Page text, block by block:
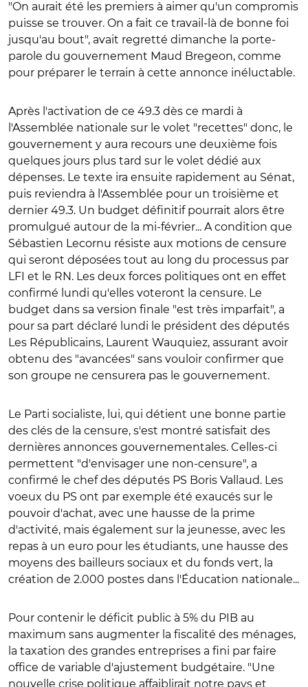
"On aurait été les premiers à aimer qu'un compromis
puisse se trouver. On a fait ce travail-là de bonne foi
jusqu'au bout", avait regretté dimanche la porte-
parole du gouvernement Maud Bregeon, comme
pour préparer le terrain à cette annonce inéluctable.
Après l'activation de ce 49.3 dès ce mardi à
l'Assemblée nationale sur le volet "recettes" donc, le
gouvernement y aura recours une deuxième fois
quelques jours plus tard sur le volet dédié aux
dépenses. Le texte ira ensuite rapidement au Sénat,
puis reviendra à l'Assemblée pour un troisième et
dernier 49.3. Un budget définitif pourrait alors être
promulgué autour de la mi-février... A condition que
Sébastien Lecornu résiste aux motions de censure
qui seront déposées tout au long du processus par
LFI et le RN. Les deux forces politiques ont en effet
confirmé lundi qu'elles voteront la censure. Le
budget dans sa version finale "est très imparfait", a
pour sa part déclaré lundi le président des députés
Les Républicains, Laurent Wauquiez, assurant avoir
obtenu des "avancées" sans vouloir confirmer que
son groupe ne censurera pas le gouvernement.
Le Parti socialiste, lui, qui détient une bonne partie
des clés de la censure, s'est montré satisfait des
dernières annonces gouvernementales. Celles-ci
permettent "d'envisager une non-censure", a
confirmé le chef des députés PS Boris Vallaud. Les
voeux du PS ont par exemple été exaucés sur le
pouvoir d'achat, avec une hausse de la prime
d'activité, mais également sur la jeunesse, avec les
repas à un euro pour les étudiants, une hausse des
moyens des bailleurs sociaux et du fonds vert, la
création de 2.000 postes dans l'Éducation nationale...
Pour contenir le déficit public à 5% du PIB au
maximum sans augmenter la fiscalité des ménages,
la taxation des grandes entreprises a fini par faire
office de variable d'ajustement budgétaire. "Une
nouvelle crise politique affaiblirait notre pays et